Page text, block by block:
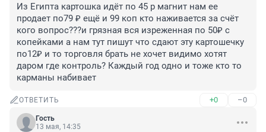
Из Египта картошка идёт по 45 р магнит нам ее
продает по79 ₽ ещё и 99 коп кто наживается за счёт
кого вопрос???и грязная вся изреженная по 50₽ с
копейками а нам тут пишут что сдают эту картошечку
по12₽ и то торговля брать не хочет видимо хотят
даром где контроль? Каждый год одно и тоже кто то
карманы набивает
ОТВЕТИТЬ +0 –0
Гость
13 мая, 14:35